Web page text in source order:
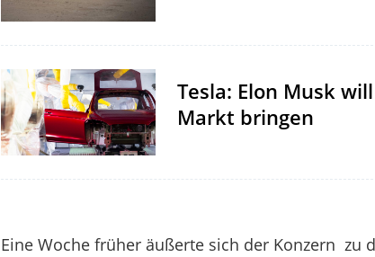
Tesla: Elon Musk
Markt bringen
Eine Woche früher äußerte sich der Konzern zu